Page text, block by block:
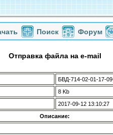
Поиск Форум
Отправка файла на e-mail
БВД-714-02-01-17-
8 Kb
2017-09-12 13:10:27
Описание: